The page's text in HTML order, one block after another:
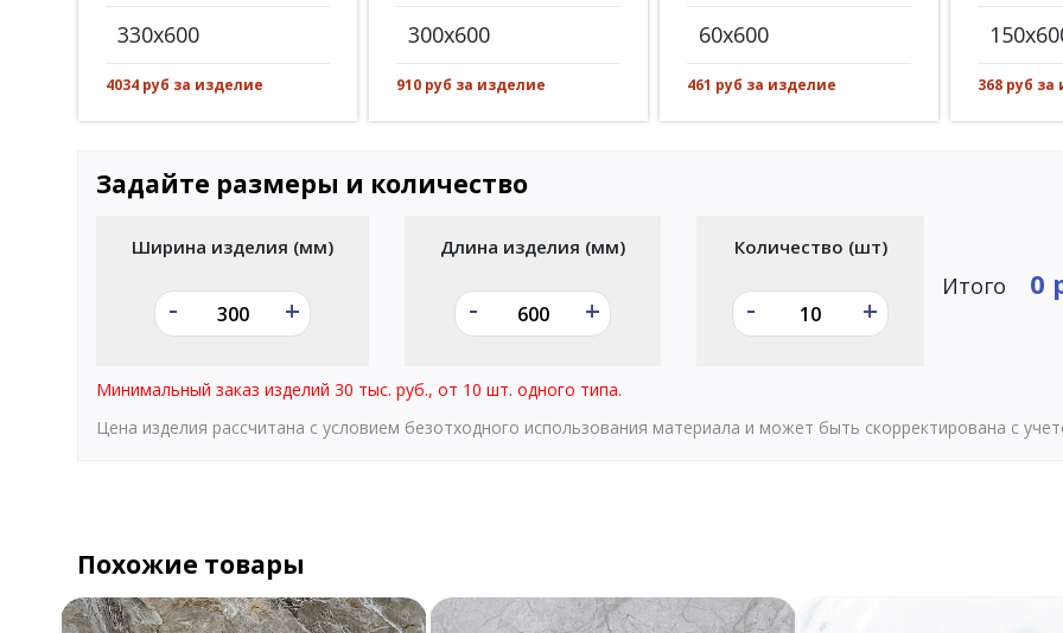
330x600
4034 руб за изделие
300x600
910 руб за изделие
60x600
461 руб за изделие 368 руб
Задайте размеры и количество
Ширина изделия (мм)
- +
Длина изделия (мм)
- +
Количество (шт)
- +
Итого 0
Минимальный заказ изделий 30 тыс. руб., от 10 шт. одного типа.
Цена изделия рассчитана с условием безотходного использования материала и может быть скорректирована с
Похожие товары